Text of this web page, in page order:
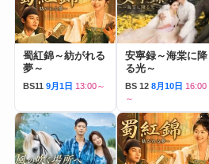
蜀紅錦～紡がれる
夢～
BS11 9月1日 13:00～
安寧録～海棠に降
る光～
BS 12 8月10日 16:00
～